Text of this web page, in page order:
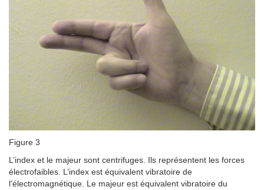
Figure 3
L’index et le majeur sont centrifuges. Ils représentent les forces
électrofaibles. L’index est équivalent vibratoire de
l’électromagnétique. Le majeur est équivalent vibratoire du